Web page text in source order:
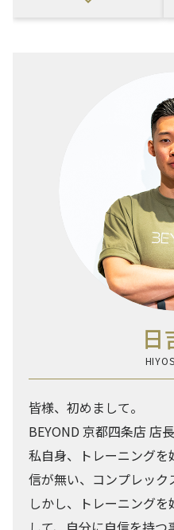
日
皆様、初めまして。
BEYOND 京都四条店 店
私自身、トレーニング
信が無い、コンプレック
しかし、トレーニングを